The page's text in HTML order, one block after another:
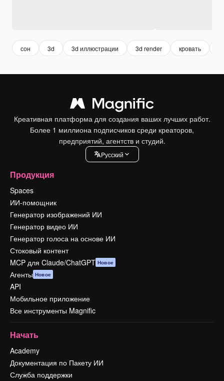
сон 3d 3d иллюстрации 3d render кровать
Креативная платформа для создания ваших лучших работ.
Более 1 миллиона подписчиков среди креаторов,
предприятий, агентств и студий.
Pусский
Продукция
Spaces
ИИ-помощник
Генератор изображений ИИ
Генератор видео ИИ
Генератор голоса на основе ИИ
Стоковый контент
MCP для Claude/ChatGPT Новое
Агенты Новое
API
Мобильное приложение
Все инструменты Magnific
Начать
Academy
Документация по Пакету ИИ
Служба поддержки